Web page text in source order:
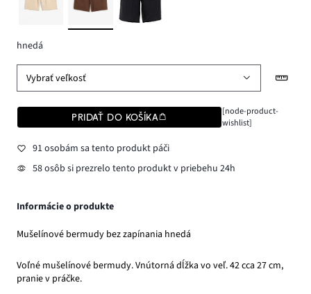
hnedá
Vybrať veľkosť
PRIDAŤ DO KOŠÍKA
[node-product-
wishlist]
91 osobám sa tento produkt páči
58 osôb si prezrelo tento produkt v priebehu 24h
Informácie o produkte
Mušelínové bermudy bez zapínania hnedá
Voľné mušelínové bermudy. Vnútorná dĺžka vo veľ. 42 cca 27 cm,
pranie v práčke.